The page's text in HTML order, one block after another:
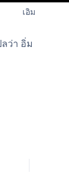
เอิม
ว่า อิ่ม